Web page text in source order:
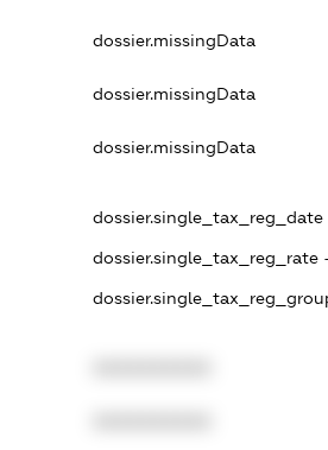
dossier.missingData
dossier.missingData
dossier.missingData
dossier.single_tax_reg_date -
dossier.single_tax_reg_rate